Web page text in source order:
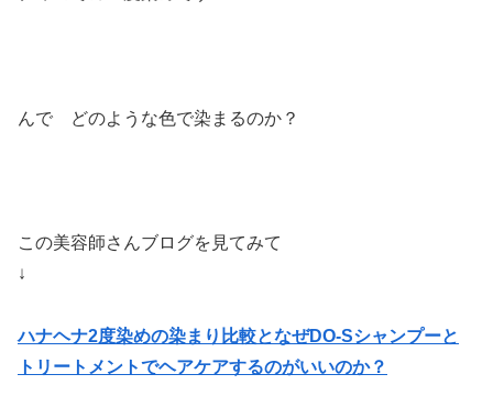
んで どのような色で染まるのか？
この美容師さんブログを見てみて
↓
ハナヘナ2度染めの染まり比較となぜDO-Sシャンプーと
トリートメントでヘアケアするのがいいのか？